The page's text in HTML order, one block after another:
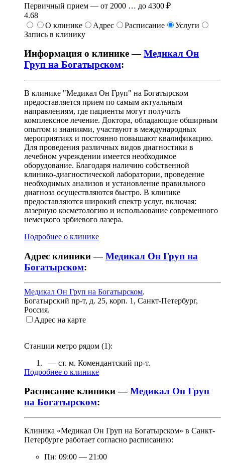
Первичный прием — от 2000 … до 4300 ₽
4.68
О клинике
Адрес Расписание
Услуги
Запись в клинику
Информация о клинике —Медикал Он
Груп на Богатырском:
В клинике "Медикал Он Груп" на Богатырском
предоставляется прием по самым актуальным
направлениям, где пациенты могут получить
комплексное лечение. Доктора, обладающие обширным
опытом и знаниями, участвуют в международных
мероприятиях и постоянно повышают квалификацию.
Для проведения различных видов диагностики в
лечебном учреждении имеется необходимое
оборудование. Благодаря наличию собственной
клинико-диагностической лаборатории, проведение
необходимых анализов и установление правильного
диагноза осуществляются быстро. В клинике
предоставляются широкий спектр услуг, включая:
лазерную косметологию и использование современного
немецкого эрбиевого лазера.
Подробнее о клинике
Адрес клиники —Медикал Он Груп на
Богатырском:
Медикал Он Груп на Богатырском.
Богатырский пр-т, д. 25, корп. 1 , Санкт-Петербург,
Россия.
Адрес на карте
Станции метро рядом (1):
— ст. м. Комендантский пр-т.
Подробнее о клинике
Расписание клиники —Медикал Он Груп
на Богатырском:
Клиника «Медикал Он Груп на Богатырском» в Санкт-
Петербурге работает согласно расписанию:
Пн: 09:00 — 21:00